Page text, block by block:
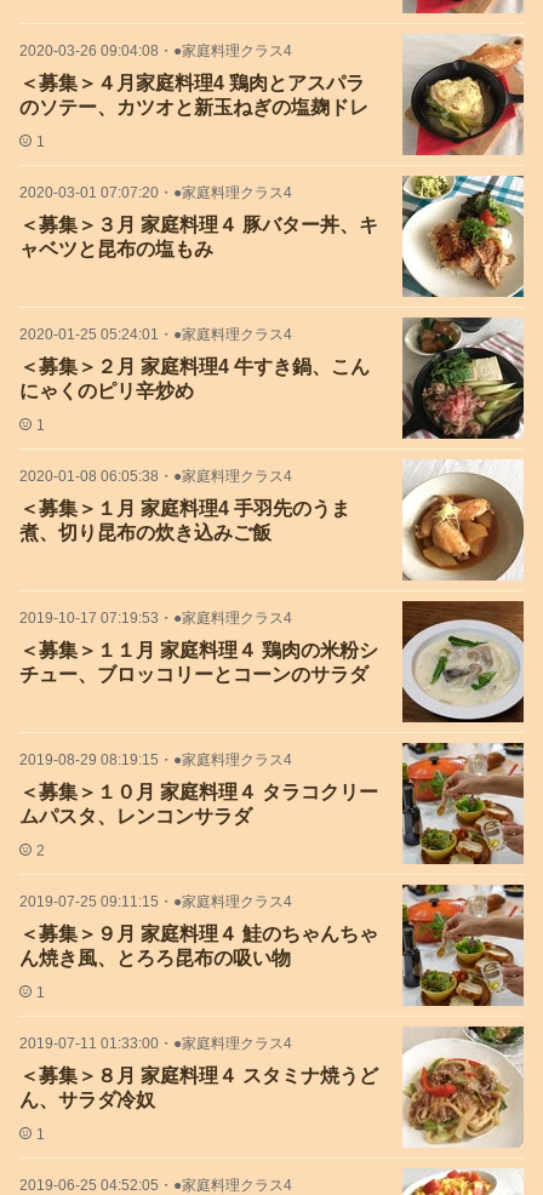
2020-03-26 09:04:08 ・ ●家庭料理クラス4
＜募集＞４月家庭料理4 鶏肉とアスパラ
のソテー、カツオと新玉ねぎの塩麹ドレ
1
2020-03-01 07:07:20 ・ ●家庭料理クラス4
＜募集＞３月 家庭料理４ 豚バター丼、キ
ャベツと昆布の塩もみ
2020-01-25 05:24:01 ・ ●家庭料理クラス4
＜募集＞２月 家庭料理4 牛すき鍋、こん
にゃくのピリ辛炒め
1
2020-01-08 06:05:38 ・ ●家庭料理クラス4
＜募集＞１月 家庭料理4 手羽先のうま
煮、切り昆布の炊き込みご飯
2019-10-17 07:19:53 ・ ●家庭料理クラス4
＜募集＞１１月 家庭料理４ 鶏肉の米粉シ
チュー、ブロッコリーとコーンのサラダ
2019-08-29 08:19:15 ・ ●家庭料理クラス4
＜募集＞１０月 家庭料理４ タラコクリー
ムパスタ、レンコンサラダ
2
2019-07-25 09:11:15 ・ ●家庭料理クラス4
＜募集＞９月 家庭料理４ 鮭のちゃんちゃ
ん焼き風、とろろ昆布の吸い物
1
2019-07-11 01:33:00 ・ ●家庭料理クラス4
＜募集＞８月 家庭料理４ スタミナ焼うど
ん、サラダ冷奴
1
2019-06-25 04:52:05 ・ ●家庭料理クラス4